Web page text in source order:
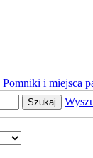
Pomniki i miejsca
Szukaj